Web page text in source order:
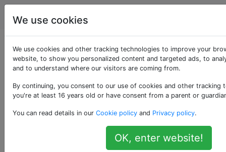
Serveradministratoren
Als «amazon-ami»
getaggte Fragen
Amazon Machine Images (AMIs) sind Disk-Images
eines Betriebssystems, mit dem AWS EC2-Instanzen
Amazon EC2-Terminologie - AMI
We use cookies
We use cookies and other tracking technologies to improve your
website, to show you personalized content and targeted ads, to
and to understand where our visitors are coming from.
By continuing, you consent to our use of cookies and other tracking
you're at least 16 years old or have consent from a parent or
You can read details in our Cookie policy and Privacy policy.
OK, enter website!